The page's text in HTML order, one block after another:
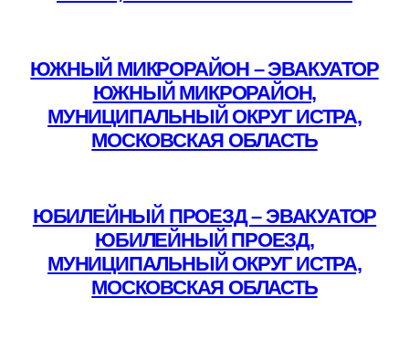
ЮЖНЫЙ МИКРОРАЙОН – ЭВАКУАТОР
ЮЖНЫЙ МИКРОРАЙОН,
МУНИЦИПАЛЬНЫЙ ОКРУГ ИСТРА,
МОСКОВСКАЯ ОБЛАСТЬ
ЮБИЛЕЙНЫЙ ПРОЕЗД – ЭВАКУАТОР
ЮБИЛЕЙНЫЙ ПРОЕЗД,
МУНИЦИПАЛЬНЫЙ ОКРУГ ИСТРА,
МОСКОВСКАЯ ОБЛАСТЬ